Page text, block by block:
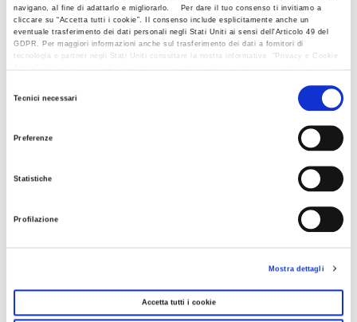
navigano, al fine di adattarlo e migliorarlo. Per dare il tuo consenso ti invitiamo a
cliccare su “Accetta tutti i cookie”. Il consenso include esplicitamente anche un
eventuale trasferimento dei dati personali negli Stati Uniti ai sensi dell'Articolo 49 del
GDPR. Per maggiori informazioni anche sul trasferimento dei dati a fornitori di
tecnologia e partner negli Stati Uniti consultare la nostra informativa “Privacy e Cookie
Tecnici necessari
Preferenze
Statistiche
Profilazione
Mostra dettagli
Accetta tutti i cookie
Trucchetti
per